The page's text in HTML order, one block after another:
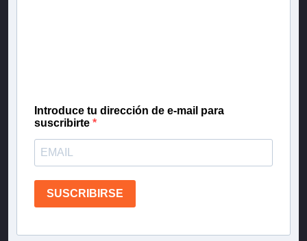
Introduce tu dirección de e-mail para
suscribirte
SUSCRIBIRSE